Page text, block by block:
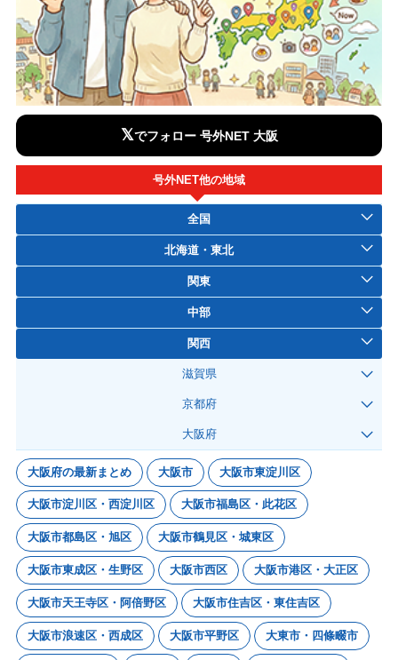
𝕏でフォロー 号外NET 大阪
号外NET他の地域
全国
北海道・東北
関東
中部
関西
滋賀県
京都府
大阪府
大阪府の最新まとめ 大阪市 大阪市東淀川区
大阪市淀川区・西淀川区 大阪市福島区・此花区
大阪市都島区・旭区 大阪市鶴見区・城東区
大阪市東成区・生野区 大阪市西区 大阪市港区・大正区
大阪市天王寺区・阿倍野区 大阪市住吉区・東住吉区
大阪市浪速区・西成区 大阪市平野区 大東市・四條畷市